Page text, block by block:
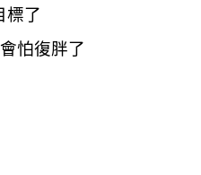
標了
怕復胖了